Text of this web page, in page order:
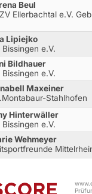
Beul
Ellerbachtal e.V.
Lipiejko
Bissingen e.V.
Bildhauer
Bissingen e.V.
Maxeiner
Stahlhofen
Hinterwäller
Bissingen e.V.
Wehmeyer